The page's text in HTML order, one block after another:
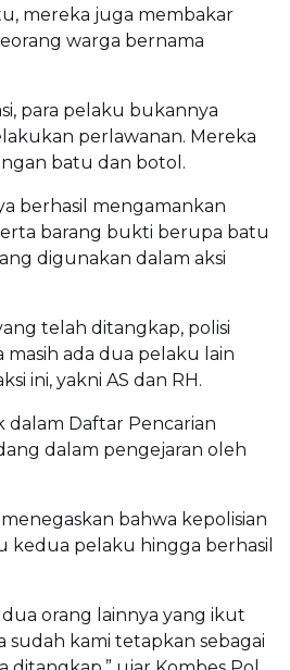
mereka juga membakar
warga bernama
para pelaku bukannya
perlawanan. Mereka
batu dan botol.
berhasil mengamankan
barang bukti berupa batu
digunakan dalam aksi
telah ditangkap, polisi
ada dua pelaku lain
ini, yakni AS dan RH.
dalam Daftar Pencarian
dalam pengejaran oleh
bahwa kepolisian
kedua pelaku hingga berhasil
dua orang lainnya yang ikut
sudah kami tetapkan sebagai